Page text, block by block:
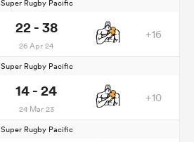
Super Rugby Pacific
22 - 38
26 Apr 24
+16
Super Rugby Pacific
14 - 24
24 Mar 23
+10
Super Rugby Pacific